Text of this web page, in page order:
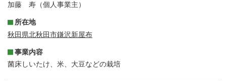
加藤 寿（個人事業主）
所在地
秋田県北秋田市鎌沢新屋布
事業内容
菌床しいたけ、米、大豆などの栽培